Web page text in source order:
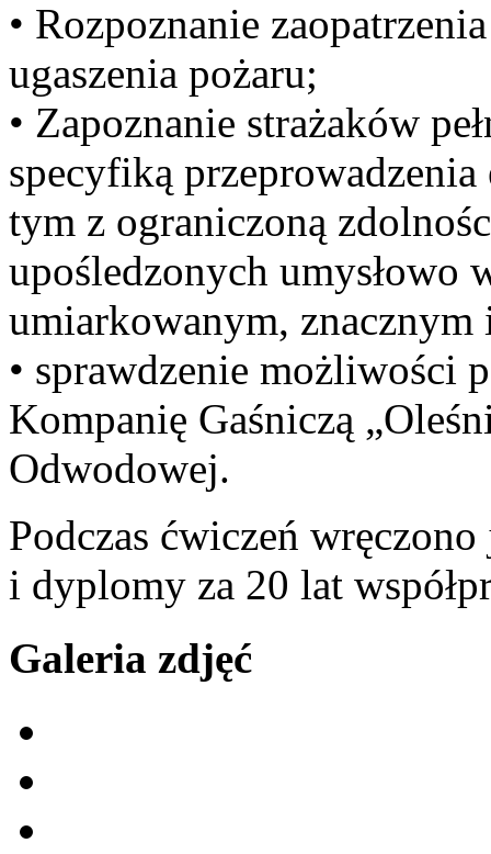
• Rozpoznanie
ugaszenia pożaru;
• Zapoznanie strażaków
specyfiką
tym z ograniczoną
upośledzonych umysłowo
umiarkowanym, znacznym
• sprawdzenie możliwości
Kompanię Gaśniczą
Odwodowej.
Podczas ćwiczeń
i dyplomy za 20 lat
Galeria zdjęć